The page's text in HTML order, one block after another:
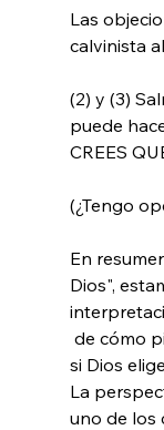
Las
calvinista
(2) y (3)
puede
CREES
(¿Tengo
En
Dios",
si Dios
La
uno de los